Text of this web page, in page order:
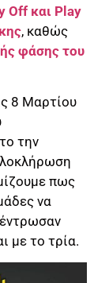
Off και Play
, καθώς
φάσης του
8 Μαρτίου
την
πως
να
με το τρία.